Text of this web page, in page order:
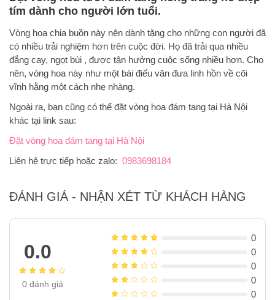
tím dành cho người lớn tuổi.
Vòng hoa chia buồn này nên dành tặng cho những con người đã
có nhiều trải nghiệm hơn trên cuộc đời. Họ đã trải qua nhiều
đắng cay, ngọt bùi , được tận hưởng cuộc sống nhiều hơn. Cho
nên, vòng hoa này như một bài điếu văn đưa linh hồn về cõi
vĩnh hằng một cách nhẹ nhàng.
Ngoài ra, bạn cũng có thể đặt vòng hoa đám tang tại Hà Nội
khác tại link sau:
Đặt vòng hoa đám tang tại Hà Nội
Liên hệ trực tiếp hoặc zalo: 0983698184
ĐÁNH GIÁ - NHẬN XÉT TỪ KHÁCH HÀNG
0.0
0đánh giá
0
0
0
0
0